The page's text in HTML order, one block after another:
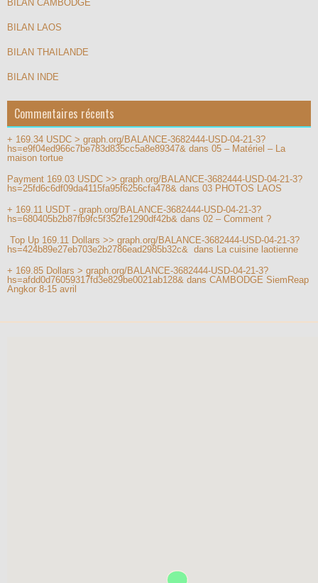
BILAN CAMBODGE
BILAN LAOS
BILAN THAILANDE
BILAN INDE
Commentaires récents
+ 169.34 USDC > graph.org/BALANCE-3682444-USD-04-21-3?
hs=e9f04ed966c7be783d835cc5a8e89347& dans 05 – Matériel – La
maison tortue
Payment 169.03 USDC >> graph.org/BALANCE-3682444-USD-04-21-3?
hs=25fd6c6df09da4115fa95f6256cfa478& dans 03 PHOTOS LAOS
+ 169.11 USDT - graph.org/BALANCE-3682444-USD-04-21-3?
hs=680405b2b87fb9fc5f352fe1290df42b& dans 02 – Comment ?
️ Top Up 169.11 Dollars >> graph.org/BALANCE-3682444-USD-04-21-3?
hs=424b89e27eb703e2b2786ead2985b32c& ️ dans La cuisine laotienne
+ 169.85 Dollars > graph.org/BALANCE-3682444-USD-04-21-3?
hs=afdd0d76059317fd3e829be0021ab128& dans CAMBODGE SiemReap
Angkor 8-15 avril